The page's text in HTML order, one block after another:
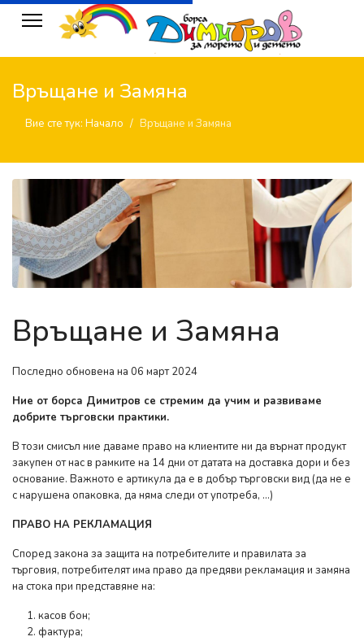
Връщане и Замяна
Вие сте тук: Начало Връщане и Замяна
Връщане и Замяна
Последно обновена на 06 март 2024
Ние от борса Димитров се стремим да учим и развиваме
добрите търговски практики.
В този смисъл ние даваме право на клиентите ни да върнат продукт
закупен от нас в рамките на 14 дни от датата на доставка дори и без
основание. Важното е артикула да е в добър търговски вид (да не е
с нарушена опаковка, да няма следи от употреба, ...)
ПРАВО НА РЕКЛАМАЦИЯ
Според закона за защита на потребителите и правилата за
търговия, потребителят има право да предяви рекламация и замяна
на стока при представяне на:
касов бон;
фактура;